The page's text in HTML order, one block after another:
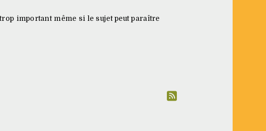
important même si le sujet peut paraître